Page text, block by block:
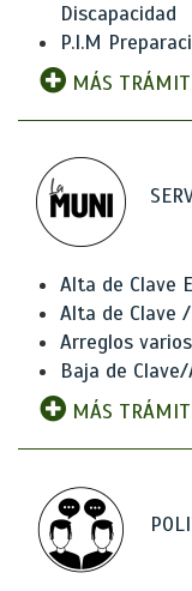
Discapacidad
P.I.M
MÁS
Alta de Clave
Alta de Clave
Arreglos
Baja de
MÁS